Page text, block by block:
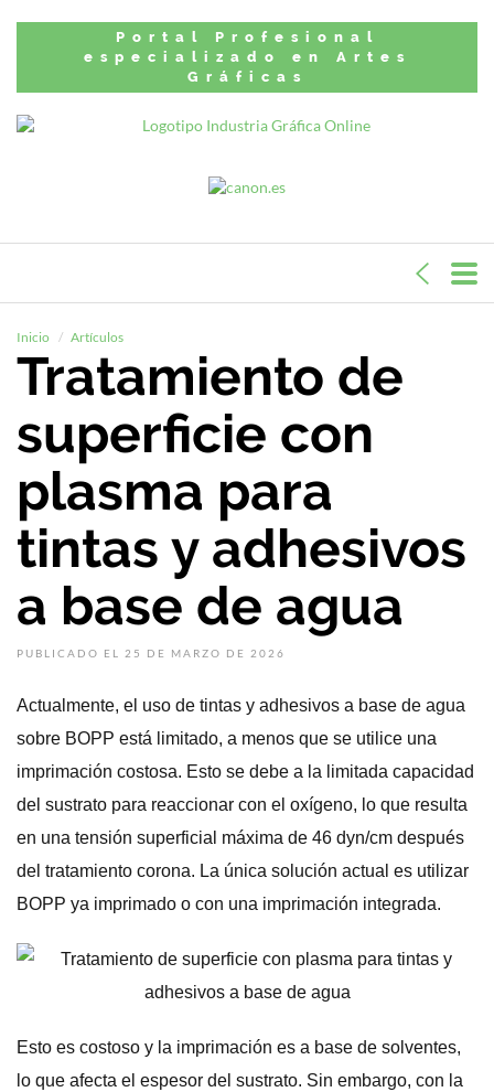
Portal Profesional
especializado en Artes
Gráficas
Inicio Artículos
Tratamiento de
superficie con
plasma para
tintas y adhesivos
a base de agua
PUBLICADO EL 25 DE MARZO DE 2026
Actualmente, el uso de tintas y adhesivos a base de agua
sobre BOPP está limitado, a menos que se utilice una
imprimación costosa. Esto se debe a la limitada capacidad
del sustrato para reaccionar con el oxígeno, lo que resulta
en una tensión superficial máxima de 46 dyn/cm después
del tratamiento corona. La única solución actual es utilizar
BOPP ya imprimado o con una imprimación integrada.
Esto es costoso y la imprimación es a base de solventes,
lo que afecta el espesor del sustrato. Sin embargo, con la